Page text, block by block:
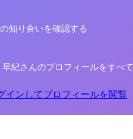
知り合いを確認する
早紀さんのプロフィールをすべ
インしてプロフィールを閲覧